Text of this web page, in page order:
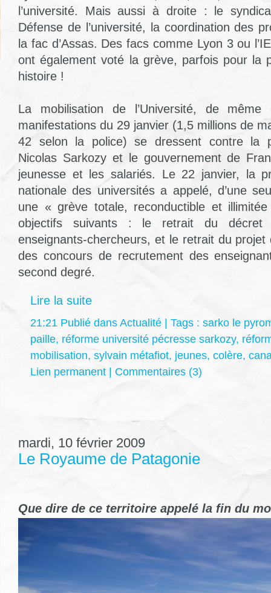
l’université. Mais aussi à droite : le
Défense de l’université, la coordination des
la fac d’Assas. Des facs comme Lyon 3 ou
ont également voté la grève, parfois pour la
histoire !
La mobilisation de l’Université, de même
manifestations du 29 janvier (1,5 millions de
42 selon la police) se dressent contre la
Nicolas Sarkozy et le gouvernement de
jeunesse et les salariés. Le 22 janvier, la
nationale des universités a appelé, d’une
une « grève totale, reconductible et
objectifs suivants : le retrait du
enseignants-chercheurs, et le retrait du
des concours de recrutement des
second degré.
Lire la suite
21:21 Publié dans Actualité | Tags : sarko le
paille, réforme université pécresse sarkozy,
mobilisation, sylvain métafiot, jeunes, colère,
Lien permanent | Commentaires (3)
mardi, 10 février 2009
Le Royaume de Patagonie
Que dire de ce territoire appelé la fin du